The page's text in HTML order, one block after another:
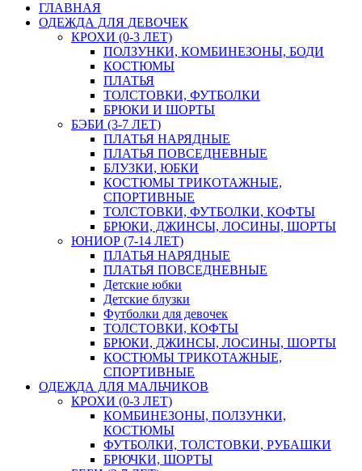
ГЛАВНАЯ
ОДЕЖДА ДЛЯ ДЕВОЧЕК
КРОХИ (0-3 ЛЕТ)
ПОЛЗУНКИ, КОМБИНЕЗОНЫ, БОДИ
КОСТЮМЫ
ПЛАТЬЯ
ТОЛСТОВКИ, ФУТБОЛКИ
БРЮКИ И ШОРТЫ
БЭБИ (3-7 ЛЕТ)
ПЛАТЬЯ НАРЯДНЫЕ
ПЛАТЬЯ ПОВСЕДНЕВНЫЕ
БЛУЗКИ, ЮБКИ
КОСТЮМЫ ТРИКОТАЖНЫЕ,
СПОРТИВНЫЕ
ТОЛСТОВКИ, ФУТБОЛКИ, КОФТЫ
БРЮКИ, ДЖИНСЫ, ЛОСИНЫ, ШОРТЫ
ЮНИОР (7-14 ЛЕТ)
ПЛАТЬЯ НАРЯДНЫЕ
ПЛАТЬЯ ПОВСЕДНЕВНЫЕ
Детские юбки
Детские блузки
Футболки для девочек
ТОЛСТОВКИ, КОФТЫ
БРЮКИ, ДЖИНСЫ, ЛОСИНЫ, ШОРТЫ
КОСТЮМЫ ТРИКОТАЖНЫЕ,
СПОРТИВНЫЕ
ОДЕЖДА ДЛЯ МАЛЬЧИКОВ
КРОХИ (0-3 ЛЕТ)
КОМБИНЕЗОНЫ, ПОЛЗУНКИ,
КОСТЮМЫ
ФУТБОЛКИ, ТОЛСТОВКИ, РУБАШКИ
БРЮЧКИ, ШОРТЫ